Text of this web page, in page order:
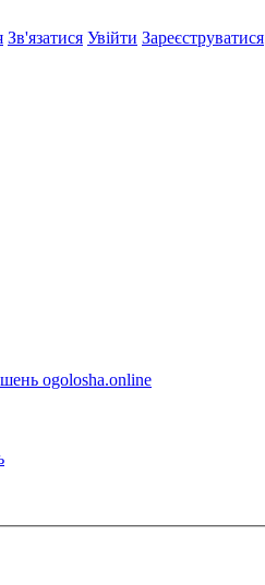
Зв'язатися Увійти Зареєструватися
ogolosha.online